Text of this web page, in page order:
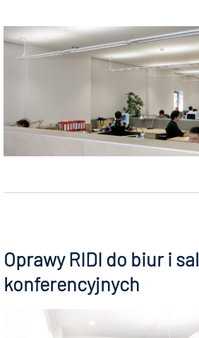
Oprawy RIDI do biur i sal
konferencyjnych